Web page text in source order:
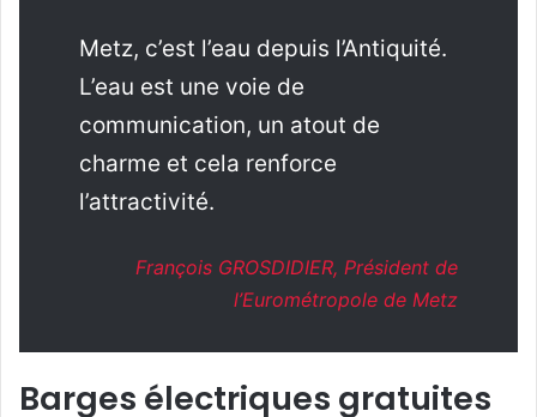
Metz, c’est l’eau depuis l’Antiquité.
L’eau est une voie de
communication, un atout de
charme et cela renforce
l’attractivité.
François GROSDIDIER, Président de
l’Eurométropole de Metz
Barges électriques gratuites